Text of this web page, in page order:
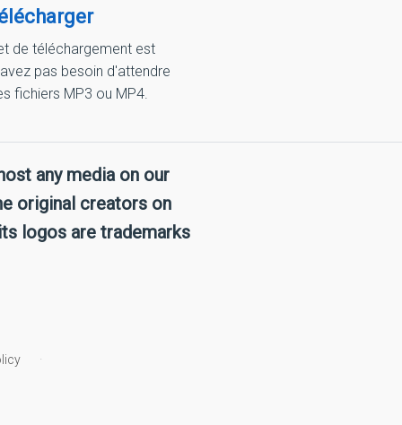
de téléchargement est
pas besoin d'attendre
fichiers MP3 ou MP4.
any media on our
original creators on
logos are trademarks